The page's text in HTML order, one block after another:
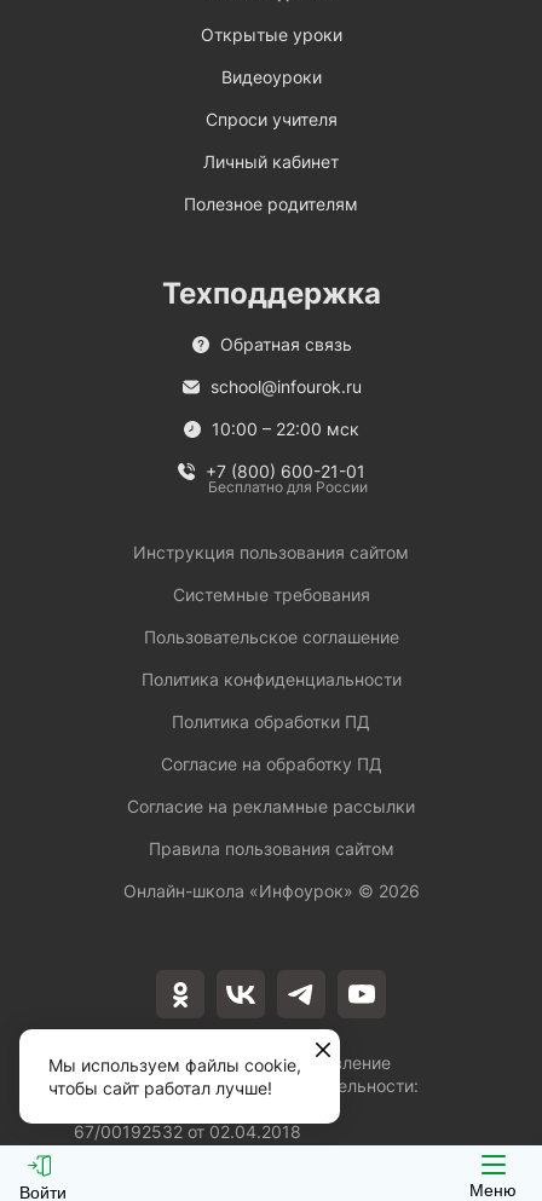
Войти Меню
Лицензия на осуществление
образовательной деятельности:
67/00192532 от 02.04.2018
Открытые уроки
Видеоуроки
Спроси учителя
Личный кабинет
Полезное родителям
Техподдержка
Обратная связь
school@infourok.ru
10:00 – 22:00 мск
+7 (800) 600-21-01
Бесплатно для России
Инструкция пользования сайтом
Системные требования
Пользовательское соглашение
Политика конфиденциальности
Политика обработки ПД
Согласие на обработку ПД
Согласие на рекламные рассылки
Правила пользования сайтом
Онлайн-школа «Инфоурок» © 2026
Мы используем файлы cookie,
чтобы сайт работал лучше!